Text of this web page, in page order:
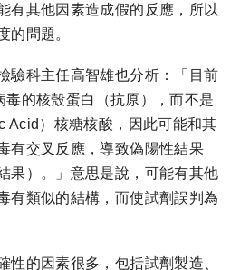
有其他因素造成假的反應，所以
的問題。
驗科主任高智雄也分析：「目前
的核殼蛋白（抗原），而不是
Acid）核糖核酸，因此可能和其
有交叉反應，導致偽陽性結果
果）。」意思是說，可能有其他
有類似的結構，而使試劑誤判為
性的因素很多，包括試劑製造、